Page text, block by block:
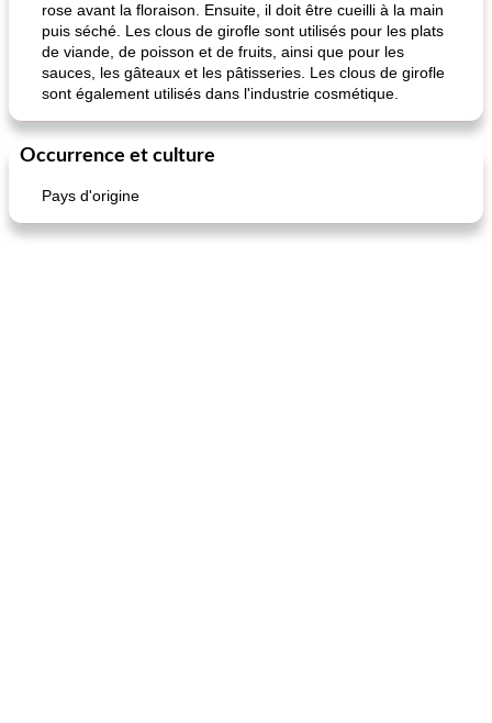
rose avant la floraison. Ensuite, il doit être cueilli à la main
puis séché. Les clous de girofle sont utilisés pour les plats
de viande, de poisson et de fruits, ainsi que pour les
sauces, les gâteaux et les pâtisseries. Les clous de girofle
sont également utilisés dans l'industrie cosmétique.
Occurrence et culture
Pays d'origine